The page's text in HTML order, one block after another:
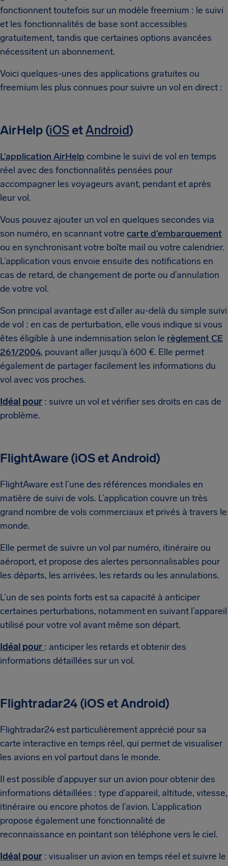
fonctionnent toutefois sur un modèle freemium : le suivi
et les fonctionnalités de base sont accessibles
gratuitement, tandis que certaines options avancées
nécessitent un abonnement.
Voici quelques-unes des applications gratuites ou
freemium les plus connues pour suivre un vol en direct :
AirHelp (iOSetAndroid)
L’application AirHelp combine le suivi de vol en temps
réel avec des fonctionnalités pensées pour
accompagner les voyageurs avant, pendant et après
leur vol.
Vous pouvez ajouter un vol en quelques secondes via
son numéro, en scannant votre carte d’embarquement
ou en synchronisant votre boîte mail ou votre calendrier.
L’application vous envoie ensuite des notifications en
cas de retard, de changement de porte ou d’annulation
de votre vol.
Son principal avantage est d’aller au-delà du simple suivi
de vol : en cas de perturbation, elle vous indique si vous
êtes éligible à une indemnisation selon le règlement CE
261/2004, pouvant aller jusqu’à 600 €. Elle permet
également de partager facilement les informations du
vol avec vos proches.
Idéal pour : suivre un vol et vérifier ses droits en cas de
problème.
FlightAware (iOS et Android)
FlightAware est l’une des références mondiales en
matière de suivi de vols. L’application couvre un très
grand nombre de vols commerciaux et privés à travers le
monde.
Elle permet de suivre un vol par numéro, itinéraire ou
aéroport, et propose des alertes personnalisables pour
les départs, les arrivées, les retards ou les annulations.
L’un de ses points forts est sa capacité à anticiper
certaines perturbations, notamment en suivant l’appareil
utilisé pour votre vol avant même son départ.
Idéal pour : anticiper les retards et obtenir des
informations détaillées sur un vol.
Flightradar24 (iOS et Android)
Flightradar24 est particulièrement apprécié pour sa
carte interactive en temps réel, qui permet de visualiser
les avions en vol partout dans le monde.
Il est possible d’appuyer sur un avion pour obtenir des
informations détaillées : type d’appareil, altitude, vitesse,
itinéraire ou encore photos de l’avion. L’application
propose également une fonctionnalité de
reconnaissance en pointant son téléphone vers le ciel.
Idéal pour : visualiser un avion en temps réel et suivre le